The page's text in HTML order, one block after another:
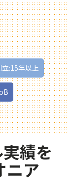
立:15年以上
績を
ニア